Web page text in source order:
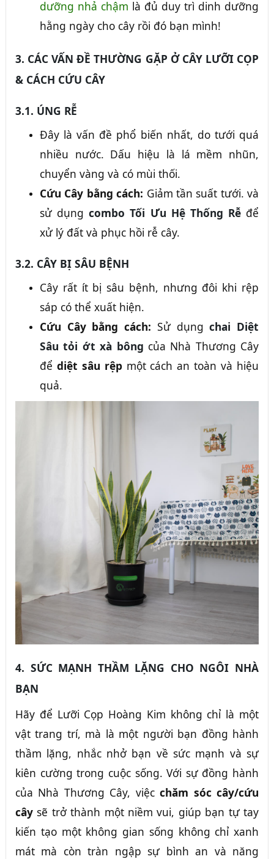
dưỡng nhả chậm là đủ duy trì dinh dưỡng
hằng ngày cho cây rồi đó bạn mình!
3. CÁC VẤN ĐỀ THƯỜNG GẶP Ở CÂY LƯỠI CỌP
& CÁCH CỨU CÂY
3.1. ÚNG RỄ
Đây là vấn đề phổ biến nhất, do tưới quá
nhiều nước. Dấu hiệu là lá mềm nhũn,
chuyển vàng và có mùi thối.
Cứu Cây bằng cách: Giảm tần suất tưới. và
sử dụngcombo Tối Ưu Hệ Thống Rễđể
xử lý đất và phục hồi rễ cây.
3.2. CÂY BỊ SÂU BỆNH
Cây rất ít bị sâu bệnh, nhưng đôi khi rệp
sáp có thể xuất hiện.
Cứu Cây bằng cách: Sử dụngchai Diệt
Sâu tỏi ớt xà bông của Nhà Thương Cây
để diệt sâu rệpmột cách an toàn và hiệu
quả.
4. SỨC MẠNH THẦM LẶNG CHO NGÔI NHÀ
BẠN
Hãy để Lưỡi Cọp Hoàng Kim không chỉ là một
vật trang trí, mà là một người bạn đồng hành
thầm lặng, nhắc nhở bạn về sức mạnh và sự
kiên cường trong cuộc sống. Với sự đồng hành
của Nhà Thương Cây, việcchăm sóc cây/cứu
cây sẽ trở thành một niềm vui, giúp bạn tự tay
kiến tạo một không gian sống không chỉ xanh
mát mà còn tràn ngập sự bình an và năng